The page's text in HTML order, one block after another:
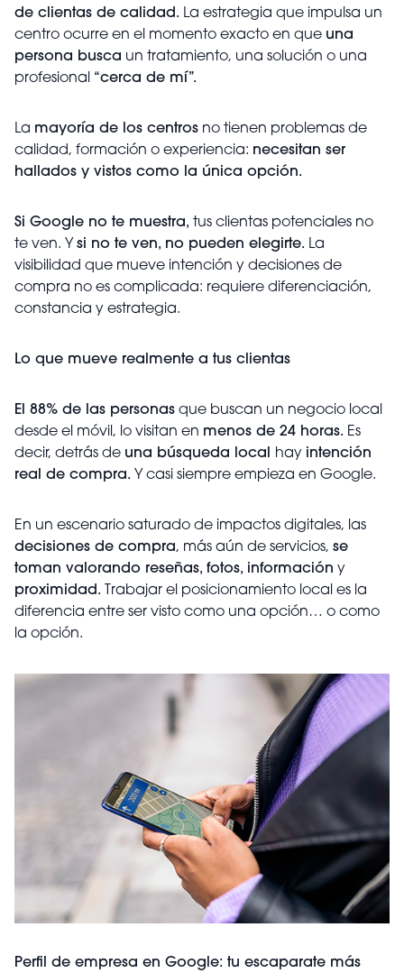
de clientas de calidad. La estrategia que impulsa un
centro ocurre en el momento exacto en que una
persona busca un tratamiento, una solución o una
profesional “cerca de mí”.
La mayoría de los centros no tienen problemas de
calidad, formación o experiencia: necesitan ser
hallados y vistos como la única opción.
Si Google no te muestra, tus clientas potenciales no
te ven. Y si no te ven, no pueden elegirte. La
visibilidad que mueve intención y decisiones de
compra no es complicada: requiere diferenciación,
constancia y estrategia.
Lo que mueve realmente a tus clientas
El 88% de las personas que buscan un negocio local
desde el móvil, lo visitan en menos de 24 horas. Es
decir, detrás de una búsqueda local hay intención
real de compra. Y casi siempre empieza en Google.
En un escenario saturado de impactos digitales, las
decisiones de compra, más aún de servicios, se
toman valorando reseñas, fotos, información y
proximidad.
Trabajar el posicionamiento local es la
diferencia entre ser visto como una opción… o como
la opción.
Perfil de empresa en Google: tu escaparate más